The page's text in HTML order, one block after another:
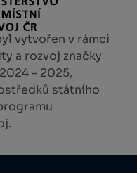
vytvořen v rámci
a rozvoj značky
– 2025,
státního